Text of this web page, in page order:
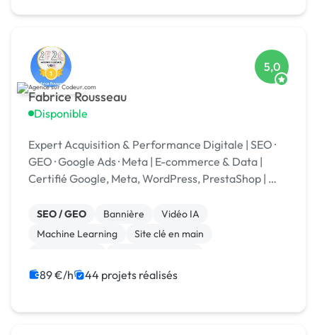
Fabrice Rousseau
Disponible
5,0
Expert Acquisition & Performance Digitale | SEO ·
GEO · Google Ads · Meta | E-commerce & Data |
Certifié Google, Meta, WordPress, PrestaShop | 🏆
SEO / GEO Bannière
Vidéo IA
Machine Learning
Site clé en main
Experience utilisateur
CSS, HTML, XML
89 €/h 44 projets réalisés